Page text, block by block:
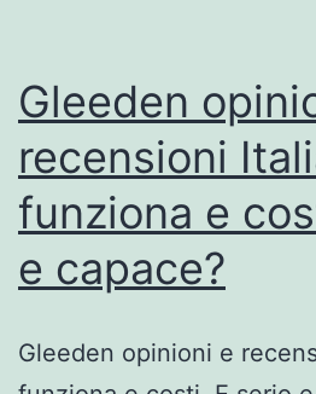
Gleeden
recensioni
funziona e
e capace?
Gleeden opinioni e